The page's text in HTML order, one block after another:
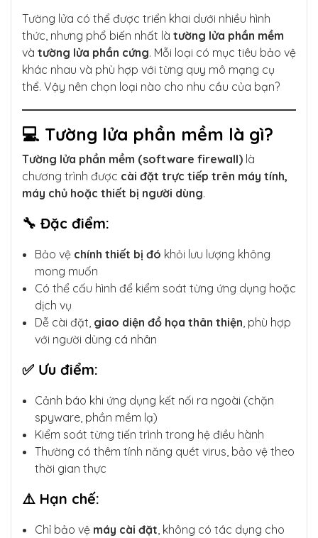
Tường lửa có thể được triển khai dưới nhiều hình
thức, nhưng phổ biến nhất là tường lửa phần mềm
và tường lửa phần cứng. Mỗi loại có mục tiêu bảo vệ
khác nhau và phù hợp với từng quy mô mạng cụ
thể. Vậy nên chọn loại nào cho nhu cầu của bạn?
💻 Tường lửa phần mềm là gì?
Tường lửa phần mềm (software firewall) là
chương trình được cài đặt trực tiếp trên máy tính,
máy chủ hoặc thiết bị người dùng.
🔧 Đặc điểm:
Bảo vệ chính thiết bị đó khỏi lưu lượng không
mong muốn
Có thể cấu hình để kiểm soát từng ứng dụng hoặc
dịch vụ
Dễ cài đặt, giao diện đồ họa thân thiện , phù hợp
với người dùng cá nhân
✅ Ưu điểm:
Cảnh báo khi ứng dụng kết nối ra ngoài (chặn
spyware, phần mềm lạ)
Kiểm soát từng tiến trình trong hệ điều hành
Thường có thêm tính năng quét virus, bảo vệ theo
thời gian thực
⚠️ Hạn chế:
Chỉ bảo vệ máy cài đặt , không có tác dụng cho